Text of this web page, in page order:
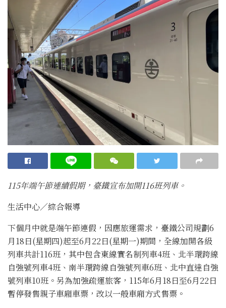
115年端午節連續假期，臺鐵宣布加開116班列車。
生活中心／綜合報導
下個月中就是端午節連假，因應旅運需求，臺鐵公司規劃6
月18日(星期四)起至6月22日(星期一)期間，全線加開各級
列車共計116班，其中包含東線實名制列車4班、北半環跨線
自強號列車4班、南半環跨線自強號列車6班、北中直達自強
號列車10班。另為加強疏運旅客，115年6月18日至6月22日
暫停發售親子車廂車票，改以一般車廂方式售票。